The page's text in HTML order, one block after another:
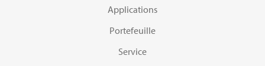
Applications
Portefeuille
Service